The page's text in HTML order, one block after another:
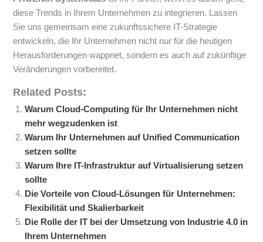
diese Trends in Ihrem Unternehmen zu integrieren. Lassen
Sie uns gemeinsam eine zukunftssichere IT-Strategie
entwickeln, die Ihr Unternehmen nicht nur für die heutigen
Herausforderungen wappnet, sondern es auch auf zukünftige
Veränderungen vorbereitet.
Related Posts:
Warum Cloud-Computing für Ihr Unternehmen nicht
mehr wegzudenken ist
Warum Ihr Unternehmen auf Unified Communication
setzen sollte
Warum Ihre IT-Infrastruktur auf Virtualisierung setzen
sollte
Die Vorteile von Cloud-Lösungen für Unternehmen:
Flexibilität und Skalierbarkeit
Die Rolle der IT bei der Umsetzung von Industrie 4.0 in
Ihrem Unternehmen